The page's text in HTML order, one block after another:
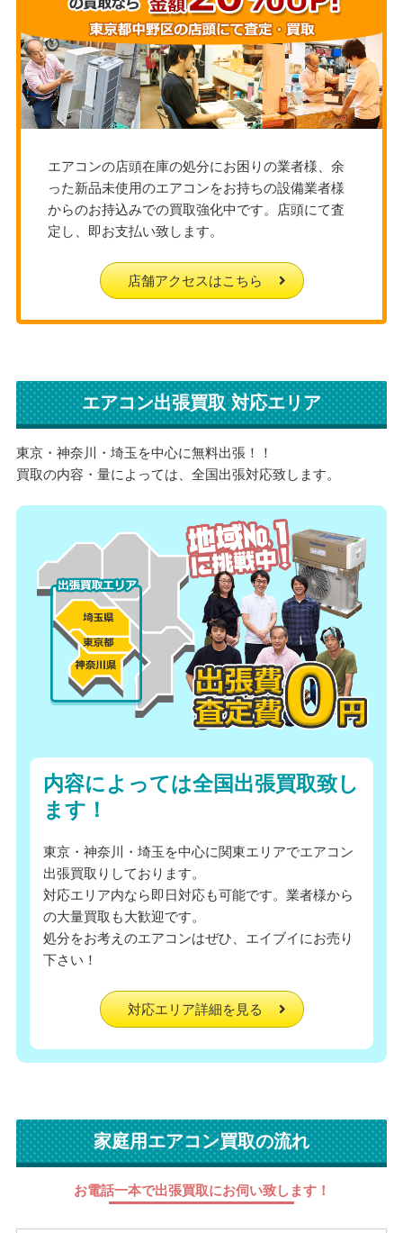
エアコンの店頭在庫の処分にお困りの業者様、余
った新品未使用のエアコンをお持ちの設備業者様
からのお持込みでの買取強化中です。店頭にて査
定し、即お支払い致します。
店舗アクセスはこちら
エアコン出張買取 対応エリア
東京・神奈川・埼玉を中心に無料出張！！
買取の内容・量によっては、全国出張対応致します。
内容によっては全国出張買取致し
ます！
東京・神奈川・埼玉を中心に関東エリアでエアコン
出張買取りしております。
対応エリア内なら即日対応も可能です。業者様から
の大量買取も大歓迎です。
処分をお考えのエアコンはぜひ、エイブイにお売り
下さい！
対応エリア詳細を見る
家庭用エアコン買取の流れ
お電話一本で出張買取にお伺い致します！